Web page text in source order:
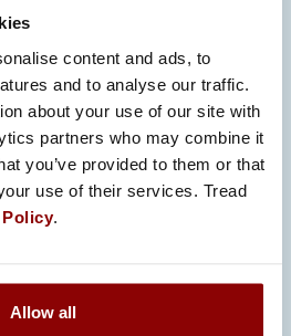
content and ads, to
and to analyse our traffic.
about your use of our site with
partners who may combine it
you’ve provided to them or that
use of their services. Tread
.
Allow all